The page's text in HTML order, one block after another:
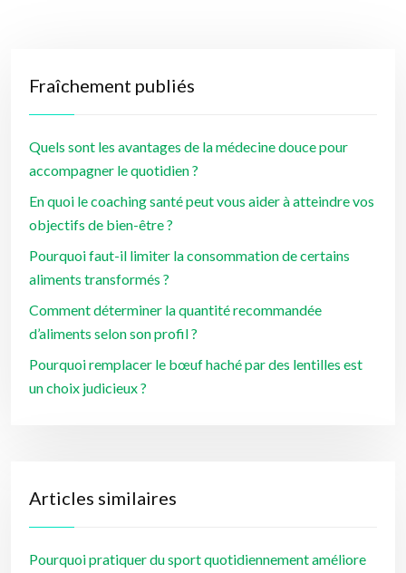
Fraîchement publiés
Quels sont les avantages de la médecine douce pour
accompagner le quotidien ?
En quoi le coaching santé peut vous aider à atteindre vos
objectifs de bien-être ?
Pourquoi faut-il limiter la consommation de certains
aliments transformés ?
Comment déterminer la quantité recommandée
d’aliments selon son profil ?
Pourquoi remplacer le bœuf haché par des lentilles est
un choix judicieux ?
Articles similaires
Pourquoi pratiquer du sport quotidiennement améliore